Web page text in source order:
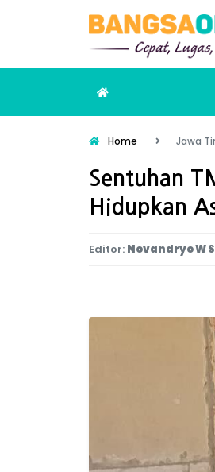
Home Jawa
Sentuhan
Hidupkan
Editor: Novandryo W S